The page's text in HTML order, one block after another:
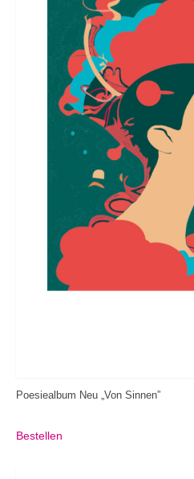
Poesiealbum Neu „Von Sinnen”
Bestellen